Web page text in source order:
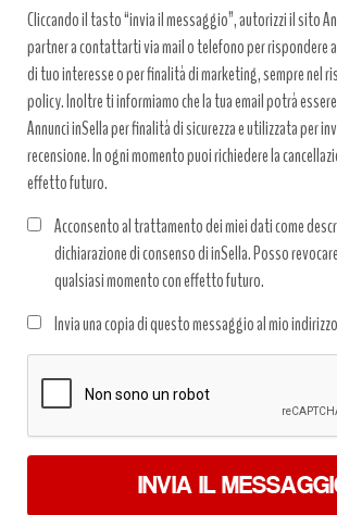
Cliccando il tasto “invia il messaggio”, autorizzi il sito
partner a contattarti via mail o telefono per rispondere
di tuo interesse o per finalità di marketing, sempre nel
policy. Inoltre ti informiamo che la tua email potrà
Annunci inSella per finalità di sicurezza e utilizzata per
recensione. In ogni momento puoi richiedere la
effetto futuro.
Acconsento al trattamento dei miei dati come
dichiarazione di consenso di inSella. Posso
qualsiasi momento con effetto futuro.
dati
*
Invia una copia di questo messaggio al mio
INVIA IL